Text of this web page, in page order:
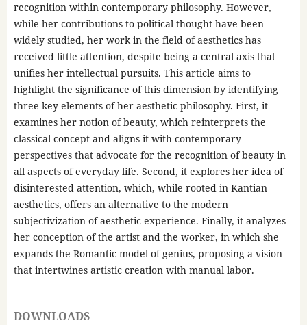
recognition within contemporary philosophy. However,
while her contributions to political thought have been
widely studied, her work in the field of aesthetics has
received little attention, despite being a central axis that
unifies her intellectual pursuits. This article aims to
highlight the significance of this dimension by identifying
three key elements of her aesthetic philosophy. First, it
examines her notion of beauty, which reinterprets the
classical concept and aligns it with contemporary
perspectives that advocate for the recognition of beauty in
all aspects of everyday life. Second, it explores her idea of
disinterested attention, which, while rooted in Kantian
aesthetics, offers an alternative to the modern
subjectivization of aesthetic experience. Finally, it analyzes
her conception of the artist and the worker, in which she
expands the Romantic model of genius, proposing a vision
that intertwines artistic creation with manual labor.
DOWNLOADS